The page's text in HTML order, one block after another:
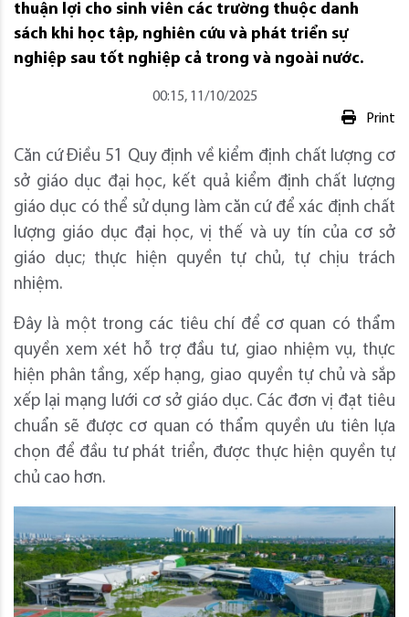
thuận lợi cho sinh viên các trường thuộc danh
sách khi học tập, nghiên cứu và phát triển sự
nghiệp sau tốt nghiệp cả trong và ngoài nước.
00:15, 11/10/2025
Print
Căn cứ Điều 51 Quy định về kiểm định chất lượng cơ
sở giáo dục đại học, kết quả kiểm định chất lượng
giáo dục có thể sử dụng làm căn cứ để xác định chất
lượng giáo dục đại học, vị thế và uy tín của cơ sở
giáo dục; thực hiện quyền tự chủ, tự chịu trách
nhiệm.
Đây là một trong các tiêu chí để cơ quan có thẩm
quyền xem xét hỗ trợ đầu tư, giao nhiệm vụ, thực
hiện phân tầng, xếp hạng, giao quyền tự chủ và sắp
xếp lại mạng lưới cơ sở giáo dục. Các đơn vị đạt tiêu
chuẩn sẽ được cơ quan có thẩm quyền ưu tiên lựa
chọn để đầu tư phát triển, được thực hiện quyền tự
chủ cao hơn.